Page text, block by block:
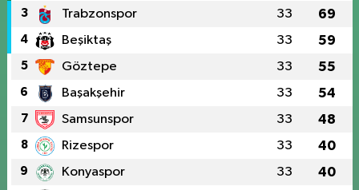
3 Trabzonspor 33 69
4 Beşiktaş 33 59
5 Göztepe 33 55
6 Başakşehir 33 54
7 Samsunspor 33 48
8 Rizespor 33 40
9 Konyaspor 33 40